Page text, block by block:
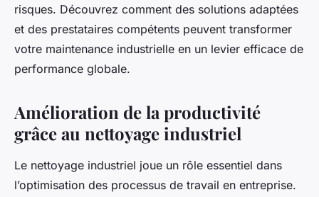
risques. Découvrez comment des solutions adaptées
et des prestataires compétents peuvent transformer
votre maintenance industrielle en un levier efficace de
performance globale.
Amélioration de la productivité
grâce au nettoyage industriel
Le nettoyage industriel joue un rôle essentiel dans
l’optimisation des processus de travail en entreprise.